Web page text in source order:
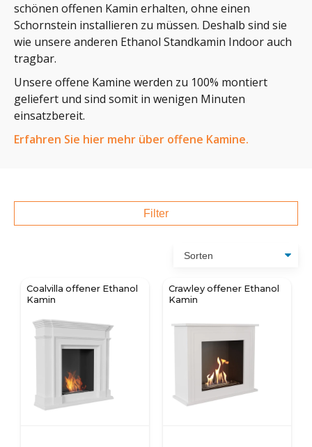
schönen offenen Kamin erhalten, ohne einen
Schornstein installieren zu müssen. Deshalb sind sie
wie unsere anderen Ethanol Standkamin Indoor auch
tragbar.
Unsere offene Kamine werden zu 100% montiert
geliefert und sind somit in wenigen Minuten
einsatzbereit.
Erfahren Sie hier mehr über offene Kamine.
Filter
Coalvilla offener Ethanol
Kamin
Crawley offener Ethanol
Kamin